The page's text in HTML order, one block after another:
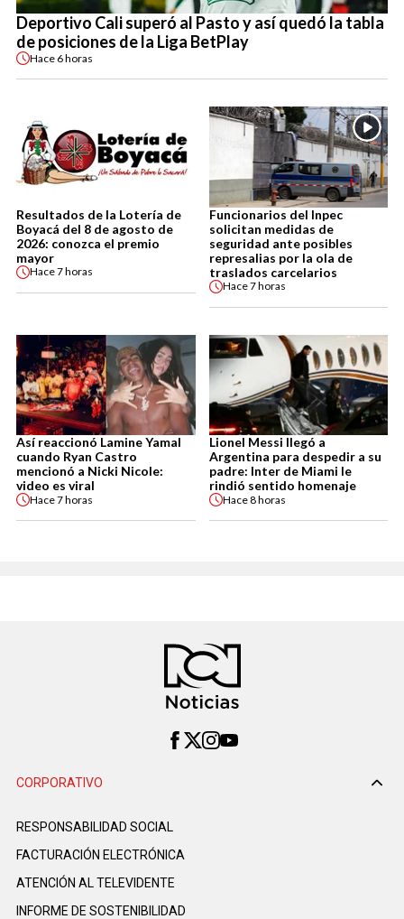
Deportivo Cali superó al Pasto y así quedó la tabla
de posiciones de la Liga BetPlay
Hace 6 horas
Resultados de la Lotería de
Boyacá del 8 de agosto de
2026: conozca el premio
mayor
Hace7 horas
Funcionarios del Inpec
solicitan medidas de
seguridad ante posibles
represalias por la ola de
traslados carcelarios
Hace7 horas
Así reaccionó Lamine Yamal
cuando Ryan Castro
mencionó a Nicki Nicole:
video es viral
Hace7 horas
Lionel Messi llegó a
Argentina para despedir a su
padre: Inter de Miami le
rindió sentido homenaje
Hace8 horas
CORPORATIVO
RESPONSABILIDAD SOCIAL
FACTURACIÓN ELECTRÓNICA
ATENCIÓN AL TELEVIDENTE
INFORME DE SOSTENIBILIDAD